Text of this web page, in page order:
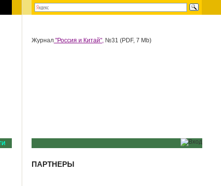
Журнал "Россия и Китай", №31 (PDF, 7 Mb)
ПАРТНЕРЫ